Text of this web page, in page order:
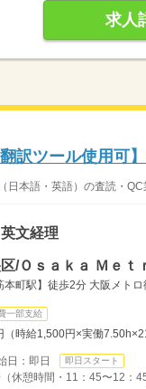
求人
訳ツール使用可
日本語・英語）の査読・
文経理
/Ｏｓａｋａ Ｍｅｔ
本町駅】徒歩2分 大阪メト
一部支給
（時給1,500円×実働
：即日 即日スタート
休憩時間・11：45〜12：